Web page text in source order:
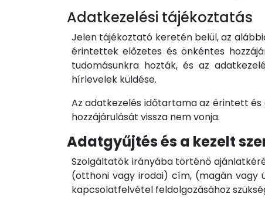
Adatkezelési tájékoztatás
Jelen tájékoztató keretén belül, az
érintettek előzetes és önkéntes
tudomásunkra hozták, és az
hírlevelek küldése.
Az adatkezelés időtartama az érintett
hozzájárulását vissza nem vonja.
Adatgyűjtés és a kezelt
Szolgáltatók irányába történő
(otthoni vagy irodai) cím, (magán vagy
kapcsolatfelvétel feldolgozásához